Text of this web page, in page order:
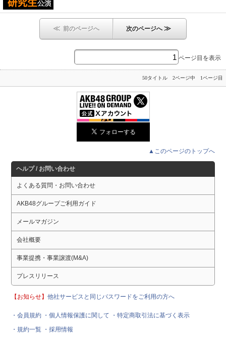
≪ 前のページへ 次のページへ≫
ページ目を表示
50タイトル 2ページ中 1ページ目
▲このページのトップへ
ヘルプ / お問い合わせ
よくある質問・お問い合わせ
AKB48グループご利用ガイド
メールマガジン
会社概要
事業提携・事業譲渡(M&A)
プレスリリース
【お知らせ】他社サービスと同じパスワードをご利用の方へ
・会員規約 ・個人情報保護に関して
・特定商取引法に基づく表示
・規約一覧 ・採用情報